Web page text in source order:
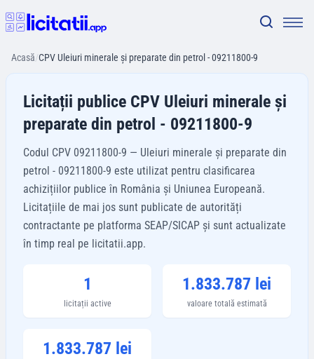
Acasă/CPV Uleiuri minerale şi preparate din petrol - 09211800-9
Licitații publice CPV Uleiuri minerale şi
preparate din petrol - 09211800-9
Codul CPV 09211800-9 — Uleiuri minerale şi preparate din
petrol - 09211800-9 este utilizat pentru clasificarea
achizițiilor publice în România și Uniunea Europeană.
Licitațiile de mai jos sunt publicate de autorități
contractante pe platforma SEAP/SICAP și sunt actualizate
în timp real pe licitatii.app.
1
licitații active
1.833.787 lei
valoare totală estimată
1.833.787 lei